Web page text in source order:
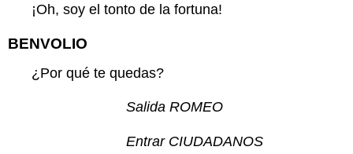
¡Oh, soy el tonto de la fortuna!
BENVOLIO
¿Por qué te quedas?
Salida ROMEO
Entrar CIUDADANOS